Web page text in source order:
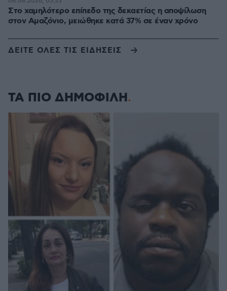
Στο χαμηλότερο επίπεδο της δεκαετίας η αποψίλωση
στον Αμαζόνιο, μειώθηκε κατά 37% σε έναν χρόνο
ΔΕΙΤΕ ΟΛΕΣ ΤΙΣ ΕΙΔΗΣΕΙΣ
ΤΑ ΠΙΟ ΔΗΜΟΦΙΛΗ